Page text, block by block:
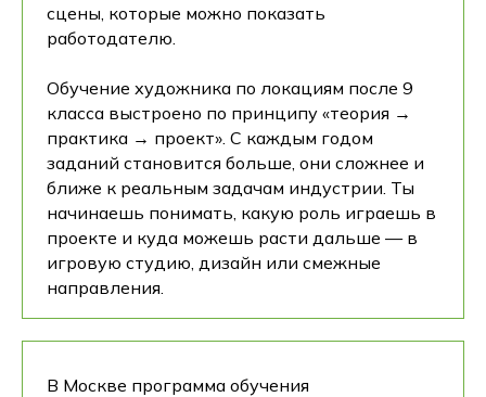
сцены, которые можно показать
работодателю.
Обучение художника по локациям после 9
класса выстроено по принципу «теория →
практика → проект». С каждым годом
заданий становится больше, они сложнее и
ближе к реальным задачам индустрии. Ты
начинаешь понимать, какую роль играешь в
проекте и куда можешь расти дальше — в
игровую студию, дизайн или смежные
направления.
В Москве программа обучения